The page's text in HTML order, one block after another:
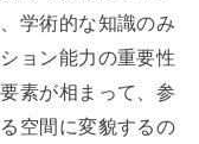
学術的な知識のみ
ョン能力の重要性
素が相まって、参
空間に変貌するの